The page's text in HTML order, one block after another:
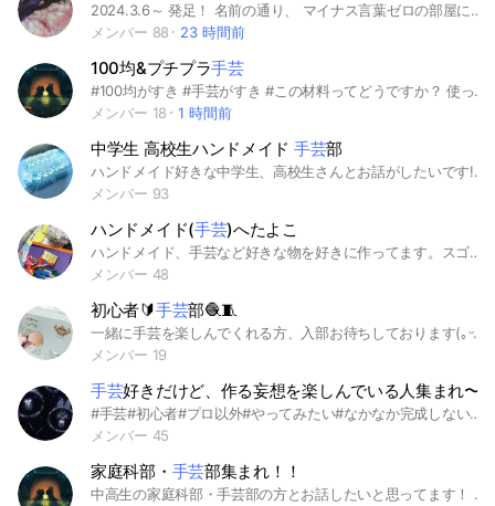
2024.3.6～ 発足！ 名前の通り、 マイナス言葉ゼロの部屋になれば という思いで作りました。 🫧‪入退室通知 OFF🫧 🫧年齢 / 性別 制限なし🫧 🫧雑談大丈夫🫧 「こんなんですけど～」とか 「下手だけど」とか 言わなくて大丈夫 。 上手いか下手かはどうでもよい！ 楽しく作れて(手芸できて)いれば 全員 1等賞🥇✨ 挫折してもOKです。 そこまで 楽しめたのならばそれが1番。 なかなか 上達しなくたって、 楽しければ大正解☺︎ 叶いそうもないほどの夢持ってても 笑う人はいません。 出戻りも歓迎。 ふらりと戻ってOK！ 🧵.｡.:*:.｡.✽.｡.:*:.｡.🧵.｡.:*:.｡.✽.｡ 進捗、挫折、出来上がり、スローペース なんでもどうぞ。(雑談も🍑) 道具の話も勿論 ◎ 手芸道具や材料買っちゃった報告も いいね！ 対象です。 キットでも初心者さんでも 浅い深いも関係なし！ 「手芸まだ始めてないけど やりたいとは思ってます…| ू'-')」 という方も歓迎です。 自分の手芸を見つけるきっかけに○ 毎日じゃなくても◎ ⚠著作権⚠ に気をつけながら それぞれの手芸(分野)を尊重して 楽しみましょう。 他の方の大切にしてるジャンル、作品 作家さんetc にも「いいね」を。 新しい手芸へのきっかけづくりにも◎ [ keywords ] 手芸，手仕事，ハンドメイド，裁縫 伝統技法，洋裁，和裁，ミシン，手縫い 刺繍，クロスステッチ フリーステッチ(フリステ)，パンチニードル ロッカーフッキング 刺し子，こぎん刺し，菱刺し ダーニング，手織り，ウィービング 編み物，棒針，かぎ針，手編み レース編み，ボビンレース かご編み，籐編み あみぐるみ，ぬいぐるみ キルト，羊毛フェルト，パッチワーク つまみ細工，レジン，ビーズ，ミニチュア マクラメ，組紐，粘土 etc.. ～もう工作でも大丈夫！～どんとこい！ [ 管理人紹介(おまけ) ] FELISSIMOのクチュリエ見るの大好き30代 ～永遠の初心者～ Oh.. 20代前半から自分に合う手芸を探すために、いろんなものに手を出しました 現在、刺し子キットを堆く積みながら 手織り(平織)をしています かぎ針セット買って放置中 ( ߹꒳​߹ ) ↑こんなふうなのが管理人です 気負わずどうぞ
メンバー 88
23 時間前
100均&プチプラ手芸
#100均がすき #手芸がすき #この材料ってどうですか？ 使ってみてどうでしたか？ #情報交換しませんか #DAISO #セリア #CAN DO #プチプラ #ハンドメイド #手芸 #編み物#縫い物#ちくちく #ハンドメイドの過程、完成品見せ合いませんか #必ずしも100均の材料を現在も使ってるかは参加条件に含みません 過去、またはこれから使おうとしている人ならウエルカムです
メンバー 18
1 時間前
中学生 高校生ハンドメイド 手芸部
ハンドメイド好きな中学生、高校生さんとお話がしたいです!!ハンドメイド初心者さん大歓迎です!!厳しいルール全然ないです👍 ミシン系を使うハンドメイドでもビーズ系を使うハンドメイドでもレジンを使うハンドメイドの人など、いろいろなハンドメイド、手芸をやってる人と話したいです🫶🏻また、メルカリや、BASEなどで販売をしている方とも話したいです(私はやっています🙋‍♀️)気軽に喋って大丈夫です！ハンドメイド以外の話などもしたいと思ってます！ぜひお気軽にどうぞ！！ ✿検索用✿ ハンドメイド 手芸 高校生 中学生 学生 メルカリ販売 メルカリ BASE ヤフオク ビーズネックレス ビーズキーホルダー 服作り 服飾学生 雑貨 小物 ものづくり 物作り 手芸部 ホームソーイング ソーイング ビーズ刺繍 刺繍 ロリータ サブカル ファッション おしゃれ 羊毛フェルト レザークラフト 樹脂粘土 編み物 鍵棒 ミニチュア
メンバー 93
ハンドメイド(手芸)へたよこ
ハンドメイド、手芸など好きな物を好きに作ってます。スゴイ(上手に、やっちまった)のできたら見て！教えて！雑談アリのそんなトークルームです。#へたよこ #ハンドメイド #手芸
メンバー 48
初心者🔰手芸部🧶🧵
一緒に手芸を楽しんでくれる方、入部お待ちしております(｡ᵕᴗᵕ｡)
メンバー 19
手芸好きだけど、作る妄想を楽しんでいる人集まれ〜
#手芸#初心者#プロ以外#やってみたい#なかなか完成しない#作り方見るのが好き#好きだけど下手#作る妄想#売る気はない#うまくなりたい#材料コレクション#準備は万端#あみもの#手作り#洋服#ぬいぐるみ#ポーチ#帽子#みんなでやればこわくない#一緒に作ろう#テーマを決めて#期限あり#ゆっくり#まったり#レジン#アクセサリー#写真で報告#型紙#マスク#失敗もネタ#羊毛フェルト#プラ板#今まで手を出した手芸材料過多#ヘアアクセサリー#写真#刺繍#組紐#ミサンガ#くるみボタン#ビーズ 一緒に手芸を楽しみませんか？ テーマを出し、作り方や型紙のせたりして、完成品を見せ合いっこしましょ！！妄想を現実に！
メンバー 45
家庭科部・ 手芸部集まれ！！
中高生の家庭科部・手芸部の方とお話したいと思ってます！ 家庭科についてや部活について皆とお話できればと思います！ 男女関係なく入ってきてほしいです！ ノートへの自己紹介はぜひ！ ⚠入ってきての挨拶は必ずしてください。即抜けはいい気分にならないです。理由を言ってから抜けてください。 #家庭科部#手芸部#中学生#高校生